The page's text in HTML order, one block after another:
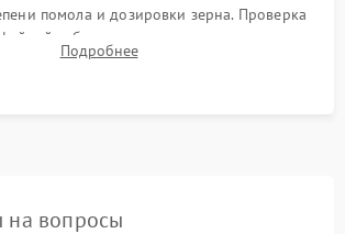
помола и дозировки зерна. Проверка
таблетки, температуры напитка и
пены. Контроль отсутствия посторонних
Подробнее
на вопросы